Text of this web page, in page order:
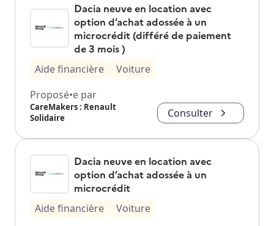
Dacia neuve en location avec
option d’achat adossée à un
microcrédit (différé de paiement
de 3 mois )
Aide financière
Voiture
Proposé•e par
CareMakers : Renault
Solidaire
Consulter
Dacia neuve en location avec
option d’achat adossée à un
microcrédit
Aide financière
Voiture